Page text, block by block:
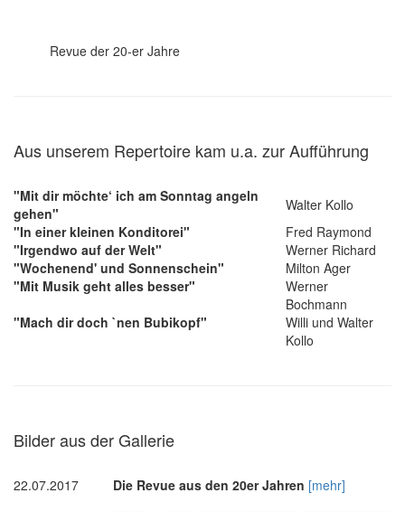
Revue der 20-er Jahre
Aus unserem Repertoire kam u.a. zur Aufführung
"Mit dir möchte‘ ich am Sonntag angeln
gehen"
Walter Kollo
"In einer kleinen Konditorei"
Fred Raymond
"Irgendwo auf der Welt"
Werner Richard
"Wochenend' und Sonnenschein"
Milton Ager
"Mit Musik geht alles besser"
Werner
Bochmann
"Mach dir doch `nen Bubikopf"
Willi und Walter
Kollo
Bilder aus der Gallerie
22.07.2017 Die Revue aus den 20er Jahren [mehr]